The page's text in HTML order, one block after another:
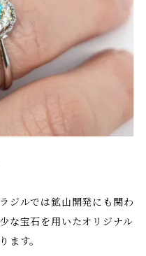
ジルでは鉱山開発にも関わ
な宝石を用いたオリジナル
ます。